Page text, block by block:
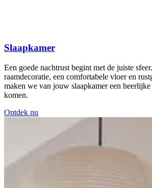
Slaapkamer
Een goede nachtrust begint met de juiste
raamdecoratie, een comfortabele vloer en
maken we van jouw slaapkamer een
komen.
Ontdek nu